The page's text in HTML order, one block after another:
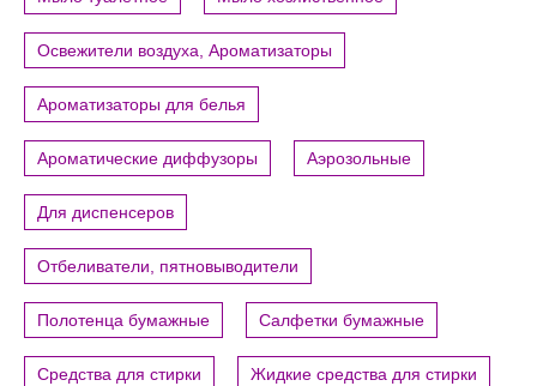
Освежители воздуха, Ароматизаторы
Ароматизаторы для белья
Ароматические диффузоры Аэрозольные
Для диспенсеров
Отбеливатели, пятновыводители
Полотенца бумажные Салфетки бумажные
Средства для стирки Жидкие средства для стирки